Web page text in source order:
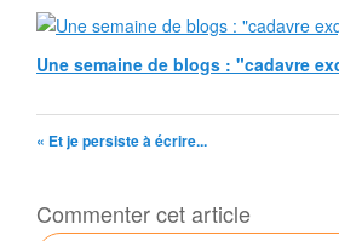
Une semaine de blogs : "cadavre
« Et je persiste à écrire...
Commenter cet article